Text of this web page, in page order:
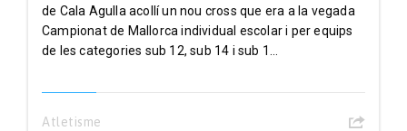
de Cala Agulla acollí un nou cross que era a la vegada
Campionat de Mallorca individual escolar i per equips
de les categories sub 12, sub 14 i sub 1...
Atletisme